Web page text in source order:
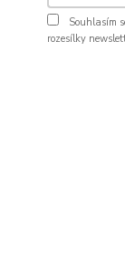
Souhlasím
rozesílky